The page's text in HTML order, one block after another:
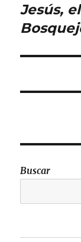
siguiente:
Jesús,
Buscar